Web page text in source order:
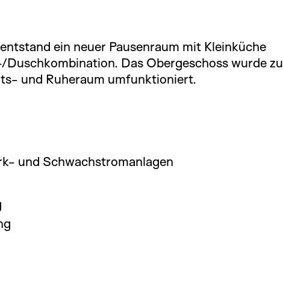
ein neuer Pausenraum mit Kleinküche
Das Obergeschoss wurde zu
und Ruheraum umfunktioniert.
und Schwachstromanlagen